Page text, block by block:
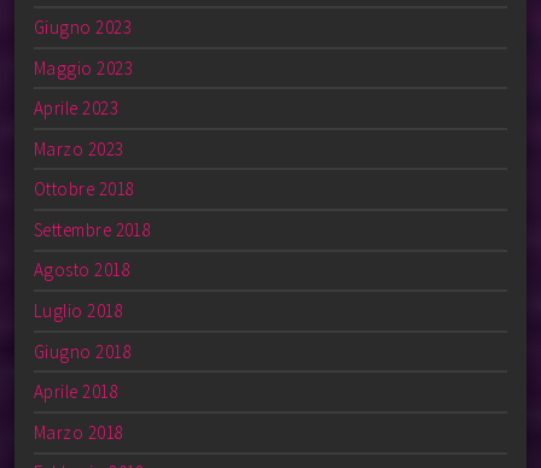
Giugno 2023
Maggio 2023
Aprile 2023
Marzo 2023
Ottobre 2018
Settembre 2018
Agosto 2018
Luglio 2018
Giugno 2018
Aprile 2018
Marzo 2018